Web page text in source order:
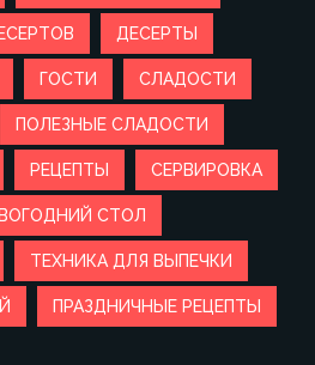
ДЕСЕРТЫ
ГОСТИ СЛАДОСТИ
ПОЛЕЗНЫЕ СЛАДОСТИ
РЕЦЕПТЫ СЕРВИРОВКА
СТОЛ
ТЕХНИКА ДЛЯ ВЫПЕЧКИ
ПРАЗДНИЧНЫЕ РЕЦЕПТЫ